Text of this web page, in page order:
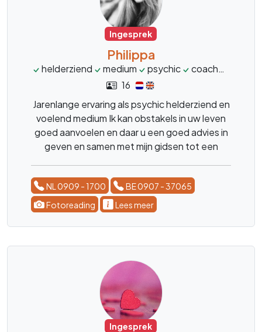
Ingesprek
Philippa
helderziend medium psychic coach
16
Jarenlange ervaring als psychic helderziend en
voelend medium Ik kan obstakels in uw leven
goed aanvoelen en daar u een goed advies in
geven en samen met mijn gidsen tot een
NL 0909 - 1700
BE 0907 - 37065
Fotoreading
Lees meer
Ingesprek